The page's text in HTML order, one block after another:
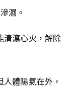
濕。
清瀉心火，解除
人體陽氣在外，